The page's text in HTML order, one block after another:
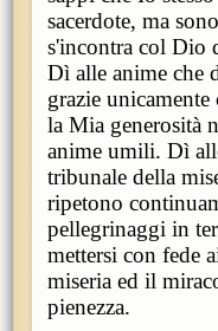
sacerdote, ma
s'incontra col Dio
Dì alle anime che
grazie
la Mia generosità
anime umili. Dì
tribunale della
ripetono
pellegrinaggi in
mettersi con fede
miseria ed il
pienezza.